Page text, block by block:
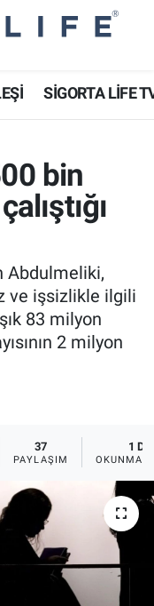
SİGORTA LİFE
bin
Abdulmeliki,
ve işsizlikle ilgili
83 milyon
2 milyon
37
PAYLAŞIM
1 DK
OKUNMA